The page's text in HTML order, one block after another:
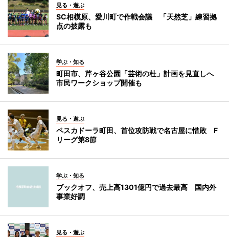
見る・遊ぶ
SC相模原、愛川町で作戦会議 「天然芝」練習拠
点の披露も
学ぶ・知る
町田市、芹ヶ谷公園「芸術の杜」計画を見直しへ
市民ワークショップ開催も
見る・遊ぶ
ペスカドーラ町田、首位攻防戦で名古屋に惜敗 F
リーグ第8節
学ぶ・知る
ブックオフ、売上高1301億円で過去最高 国内外
事業好調
見る・遊ぶ